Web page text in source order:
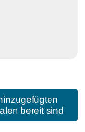
bereit sind